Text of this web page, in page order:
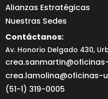
Alianzas Estratégicas
Nuestras Sedes
Contáctanos:
Av. Honorio Delgado 430,
crea.lamolina@oficinas-
(51-1) 319-0005